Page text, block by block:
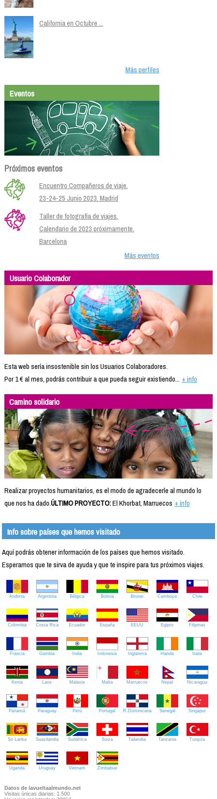
California en Octubre ...
Más perfiles
Eventos
Próximos eventos
Encuentro Compañeros de viaje.
23-24-25 Junio 2023. Madrid
Taller de fotografía de viajes.
Calendario de 2023 próximamente.
Barcelona
Más eventos
Usuario Colaborador
Esta web sería insostenible sin los Usuarios Colaboradores.
Por 1 € al mes, podrás contribuir a que pueda seguir existiendo... + info
Camino solidario
Realizar proyectos humanitarios, es el modo de agradecerle al mundo lo
que nos ha dado.ÚLTIMO PROYECTO:El Khorbat, Marruecos + info
Info sobre países que hemos visitado
Aquí podrás obtener información de los países que hemos visitado.
Esperamos que te sirva de ayuda y que te inspire para tus próximos viajes.
Andorra Argentina Bélgica Bolivia Brunei Camboya Chile
Colombia Costa Rica Ecuador España EEUU Egipto Filipinas
Francia Gambia India Indonesia Inglaterra Irlanda Italia
Kenia Laos Malasia Malta Marruecos Nepal Nicaragua
Panamá Paraguay Perú Portugal R.Dominicana Senegal Singapur
Sri Lanka Suazilandia Sudáfrica Suiza Tailandia Tanzania Turquía
Uganda Uruguay Vietnam Zimbabue
Datos de lavueltaalmundo.net
Visitas únicas diarias: 1.500